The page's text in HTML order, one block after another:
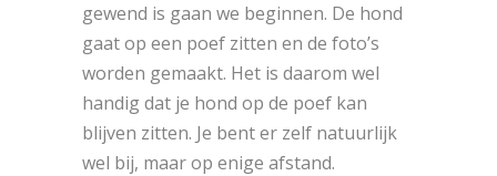
gewend is gaan we beginnen. De hond
gaat op een poef zitten en de foto’s
worden gemaakt. Het is daarom wel
handig dat je hond op de poef kan
blijven zitten. Je bent er zelf natuurlijk
wel bij, maar op enige afstand.